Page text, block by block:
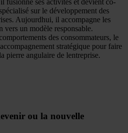
sur le développement des
Aujourdhui, il accompagne les
vers un modèle responsable.
des consommateurs, le
stratégique pour faire
pierre angulaire de lentreprise.
ou la nouvelle